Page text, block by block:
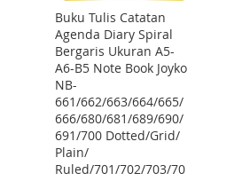
Buku Tulis Catatan
Agenda Diary Spiral
Bergaris Ukuran A5-
A6-B5 Note Book Joyko
NB-
661/662/663/664/665/
666/680/681/689/690/
691/700 Dotted/Grid/
Plain/
Ruled/701/702/703/70